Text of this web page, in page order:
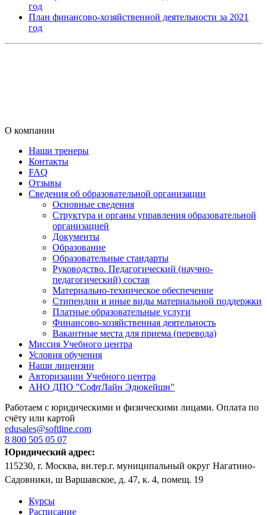
год
План финансово-хозяйственной деятельности за 2021
год
О компании
Наши тренеры
Контакты
FAQ
Отзывы
Сведения об образовательной организации
Основные сведения
Структура и органы управления образовательной
организацией
Документы
Образование
Образовательные стандарты
Руководство. Педагогический (научно-
педагогический) состав
Материально-техническое обеспечение
Стипендии и иные виды материальной поддержки
Платные образовательные услуги
Финансово-хозяйственная деятельность
Вакантные места для приема (перевода)
Миссия Учебного центра
Условия обучения
Наши лицензии
Авторизации Учебного центра
АНО ДПО "СофтЛайн Эдюкейшн"
Работаем с юридическими и физическими лицами. Оплата по
счёту или картой
edusales@softline.com
8 800 505 05 07
Юридический адрес:
115230, г. Москва, вн.тер.г. муниципальный округ Нагатино-
Садовники, ш Варшавское, д. 47, к. 4, помещ. 19
Курсы
Расписание